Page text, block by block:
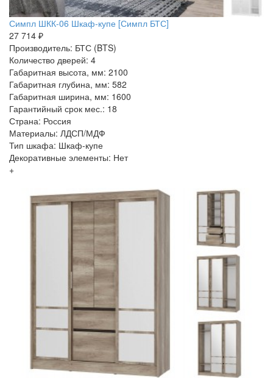
Симпл ШКК-06 Шкаф-купе [Симпл БТС]
27 714 ₽
Производитель: БТС (BTS)
Количество дверей: 4
Габаритная высота, мм: 2100
Габаритная глубина, мм: 582
Габаритная ширина, мм: 1600
Гарантийный срок мес.: 18
Страна: Россия
Материалы: ЛДСП/МДФ
Тип шкафа: Шкаф-купе
Декоративные элементы: Нет
+